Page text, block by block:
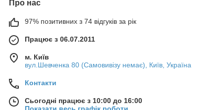
Про нас
97% позитивних з 74 відгуків за рік
Працює з 06.07.2011
м. Київ
вул.Шевченка 80 (Самовивізу немає), Київ, Україна
Контакти
Сьогодні працює з 10:00 до 16:00